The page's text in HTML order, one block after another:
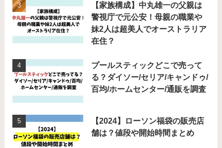
【家族構成】中丸雄一の父親は
警視庁で元公安！母親の職業や
妹2人は超美人でオーストラリア
在住？
プールスティックどこで売って
る？ダイソー/セリア/キャンドゥ/
百均/ホームセンター/通販を調査
【2024】ローソン福袋の販売店
舗は？値段や開始時間まとめ